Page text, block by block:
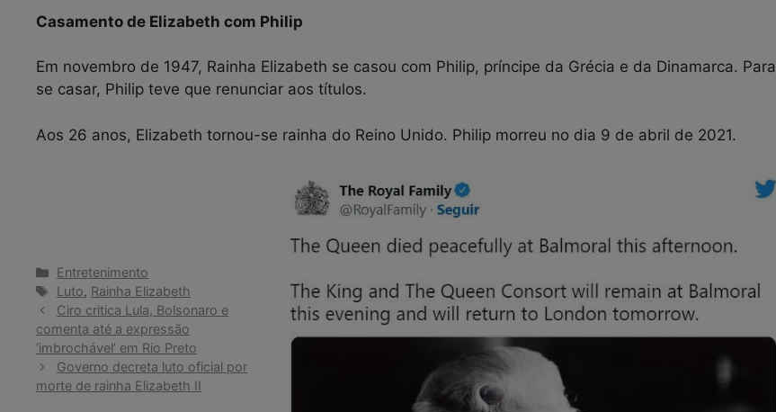
Casamento de Elizabeth com Philip
Em novembro de 1947, Rainha Elizabeth se casou com Philip, príncipe da Grécia e da Dinamarca. Para
se casar, Philip teve que renunciar aos títulos.
Aos 26 anos, Elizabeth tornou-se rainha do Reino Unido. Philip morreu no dia 9 de abril de 2021.
Categorias
Entretenimento
Tags
Luto, Rainha Elizabeth
Ciro critica Lula, Bolsonaro e
comenta até a expressão
‘imbrochável’ em Rio Preto
Governo decreta luto oficial por
morte de rainha Elizabeth II